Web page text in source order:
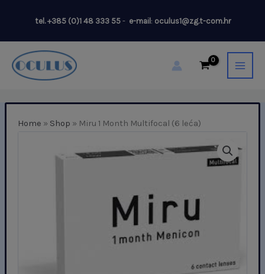
content
tel.+385 (0)1 48 333 55- e-mail: oculus1@zg.t-com.hr
Home » Shop » Miru 1 Month Multifocal (6 leća)